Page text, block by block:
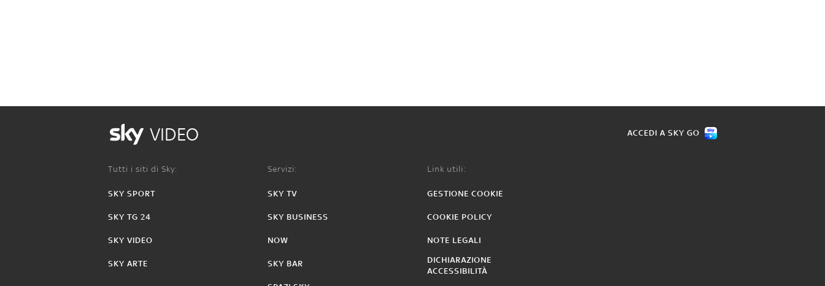
VIDEO ACCEDI A SKY GO
Tutti i siti di Sky:
SKY SPORT
SKY TG 24
SKY VIDEO
SKY ARTE
Servizi:
SKY TV
SKY BUSINESS
NOW
SKY BAR
Link utili:
GESTIONE COOKIE
COOKIE POLICY
NOTE LEGALI
DICHIARAZIONE
ACCESSIBILITÀ